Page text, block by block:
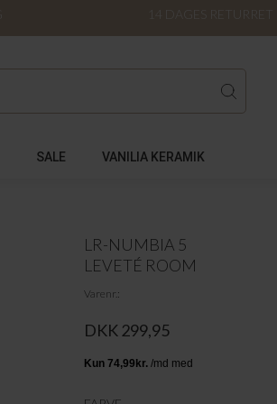
14 DAGES RETURRET
SALE VANILIA KERAMIK
LR-NUMBIA 5
LEVETÉ ROOM
Varenr.
DKK 299,95